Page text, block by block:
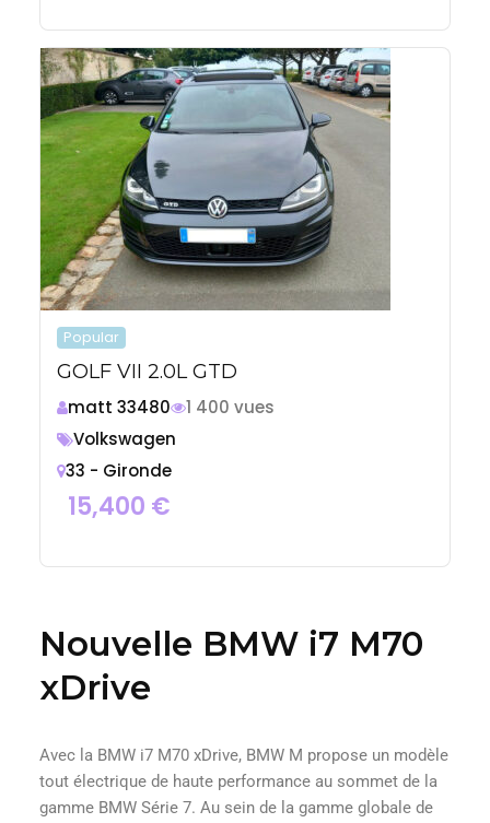
Popular
GOLF VII 2.0L GTD
matt 33480
1 400 vues
Volkswagen
33 - Gironde
15,400 €
Nouvelle BMW i7 M70
xDrive
Avec la BMW i7 M70 xDrive, BMW M propose un modèle
tout électrique de haute performance au sommet de la
gamme BMW Série 7. Au sein de la gamme globale de